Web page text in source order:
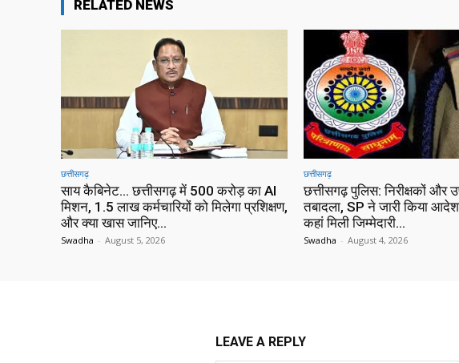
RELATED NEWS
छत्तीसगढ़
साय कैबिनेट… छत्तीसगढ़ में 500 करोड़ का AI
मिशन, 1.5 लाख कर्मचारियों को मिलेगा प्रशिक्षण,
और क्या खास जानिए…
Swadha - August 5, 2026
छत्तीसगढ़
छत्तीसगढ़ पुलिस: निरीक्षकों और
तबादला, SP ने जारी किया
कहां मिली जिम्मेदारी…
Swadha - August 4, 2026
LEAVE A REPLY